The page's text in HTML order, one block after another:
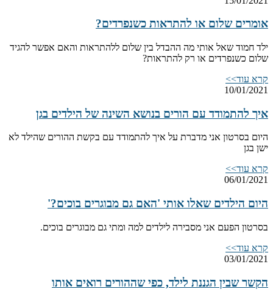
אומרים שלום או להתראות כשנפרדים?
ילד חמוד שאל אותי מה ההבדל בין שלום ללהתראות והאם אפשר להגיד
שלום כשנפרדים או רק להתראות?
קרא עוד>>
10/01/2021
איך להתמודד עם הורים בנושא השינה של הילדים בגן
היום בסרטון אני מדברת על איך להתמודד עם בקשת ההורים שהילד לא
ישן בגן
קרא עוד>>
06/01/2021
היום הילדים שאלו אותי 'האם גם מבוגרים בוכים?'
בסרטון הפעם אני מסבירה לילדים למה ומתי גם מבוגרים בוכים.
קרא עוד>>
03/01/2021
הקשר שבין הגננת לילד, כפי שההורים רואים אותו